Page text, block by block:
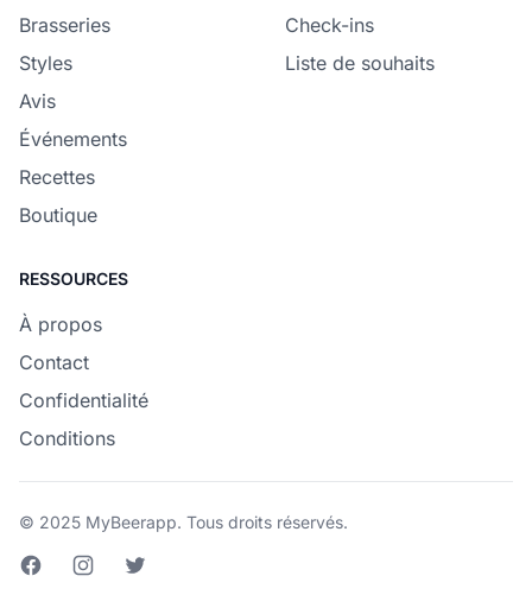
Brasseries
Styles
Avis
Événements
Recettes
Boutique
Check-ins
Liste de souhaits
RESSOURCES
À propos
Contact
Confidentialité
Conditions
© 2025 MyBeerapp. Tous droits réservés.